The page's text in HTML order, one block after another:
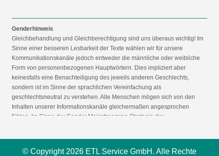
Genderhinweis
Gleichbehandlung und Gleichberechtigung sind uns überaus wichtig! Im
Sinne einer besseren Lesbarkeit der Texte wählen wir für unsere
Kommunikationskanäle jedoch entweder die männliche oder weibliche
Form von personenbezogenen Hauptwörtern. Dies impliziert aber
keinesfalls eine Benachteiligung des jeweils anderen Geschlechts,
sondern ist im Sinne der sprachlichen Vereinfachung als
geschlechtsneutral zu verstehen. Alle Menschen mögen sich von den
Inhalten unserer Informationskanäle gleichermaßen angesprochen
fühlen. Im Sinne der Gender Mainstreaming-Strategie der
© Copyright 2026 ETL Service GmbH. Alle Rechte